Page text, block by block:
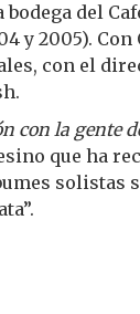
del
y 2005). Con
con el
con la gente
que ha
solistas